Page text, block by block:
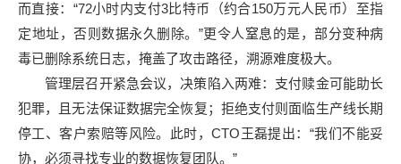
而直接：“72小时内支付3比特币（约合150万元人民币）至指
定地址，否则数据永久删除。”更令人窒息的是，部分变种病
毒已删除系统日志，掩盖了攻击路径，溯源难度极大。
管理层召开紧急会议，决策陷入两难：支付赎金可能助长
犯罪，且无法保证数据完全恢复；拒绝支付则面临生产线长期
停工、客户索赔等风险。此时，CTO王磊提出：“我们不能妥
协，必须寻找专业的数据恢复团队。”